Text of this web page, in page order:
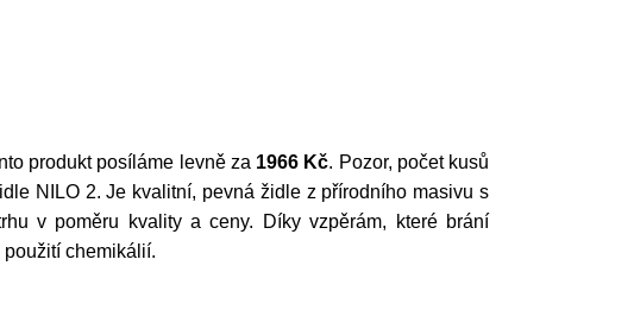
produkt posíláme levně za 1966 Kč. Pozor, počet kusů
NILO 2. Je kvalitní, pevná židle z přírodního masivu s
v poměru kvality a ceny. Díky vzpěrám, které brání
použití chemikálií.